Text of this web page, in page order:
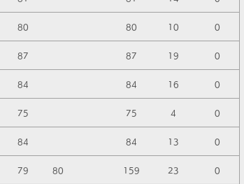
80 80 10 0
87 87 19 0
84 84 16 0
75 75 4 0
84 84 13 0
79 80 159 23 0